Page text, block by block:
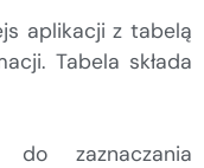
aplikacji z tabelą
Tabela składa
zaznaczania